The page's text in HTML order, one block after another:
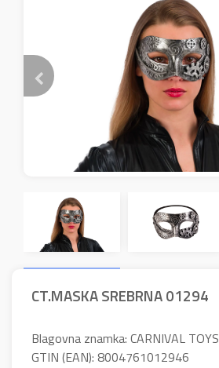
CT.MASKA SREBRNA 01294
Blagovna znamka: CARNIVAL TOYS
GTIN (EAN): 8004761012946